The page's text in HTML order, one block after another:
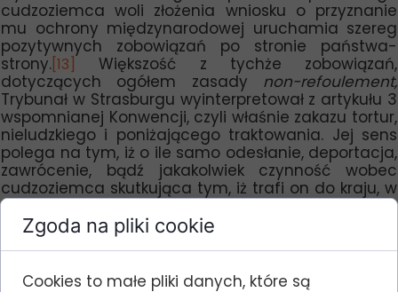
cudzoziemca woli złożenia wniosku o przyznanie
mu ochrony międzynarodowej uruchamia szereg
pozytywnych zobowiązań po stronie państwa-
strony. [13]
Większość z tychże zobowiązań,
dotyczących ogółem zasady non-refoulement,
Trybunał w Strasburgu wyinterpretował z artykułu 3
wspomnianej Konwencji, czyli właśnie zakazu tortur,
nieludzkiego i poniżającego traktowania. Jej sens
polega na tym, iż o ile samo odesłanie, deportacja,
zawrócenie, bądź jakakolwiek czynność wobec
cudzoziemca skutkująca tym, iż trafi on do kraju, w
którym grożą mu akty niezgodne z artykułem 3
Konwencji, stanowi jego pośrednie naruszenie, a
więc jest zakazana.
udzielenie ochrony międzynarodowej od
Zgoda na pliki cookie
Cookies to małe pliki danych, które są